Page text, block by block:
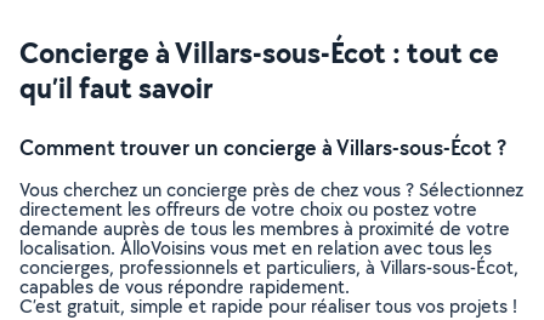
Concierge à Villars-sous-Écot : tout ce
qu’il faut savoir
Comment trouver un concierge à Villars-sous-Écot ?
Vous cherchez un concierge près de chez vous ? Sélectionnez
directement les offreurs de votre choix ou postez votre
demande auprès de tous les membres à proximité de votre
localisation. AlloVoisins vous met en relation avec tous les
concierges, professionnels et particuliers, à Villars-sous-Écot,
capables de vous répondre rapidement.
C’est gratuit, simple et rapide pour réaliser tous vos projets !